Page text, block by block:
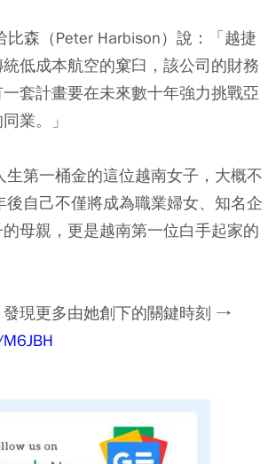
比森（Peter Harbison）說：「越捷
低成本航空的窠臼，該公司的財務
套計畫要在未來數十年強力挑戰亞
業。」
生第一桶金的這位越南女子，大概不
自己不僅將成為職業婦女、知名企
母親，更是越南第一位白手起家的
發現更多由她創下的關鍵時刻​ →